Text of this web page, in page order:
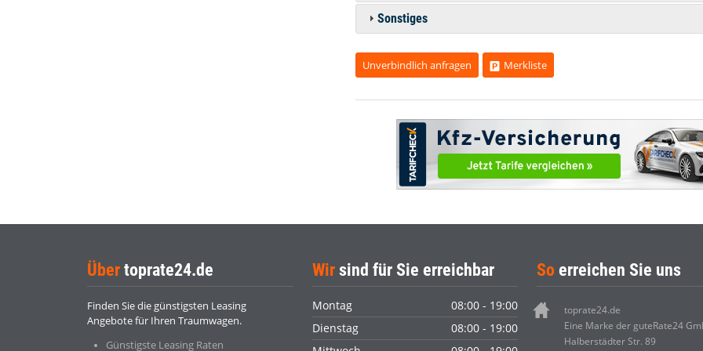
Sonstiges
Unverbindlich anfragen Merkliste
Über toprate24.de
Finden Sie die günstigsten Leasing
Angebote für Ihren Traumwagen.
Günstigste Leasing Raten
Wirsind für Sie erreichbar
Montag
08:00 - 19:00
Dienstag
08:00 - 19:00
So erreichen Sie uns
toprate24.de
Eine Marke der guteRate24
Halberstädter Str. 89